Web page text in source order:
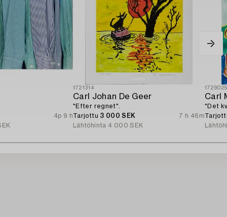
4p 9 h
1721314
Carl Johan De Geer
"Efter regnet".
Tarjottu 3 000 SEK
7 h 46m
Lähtöhinta 4 000 SEK
Carl
"Det